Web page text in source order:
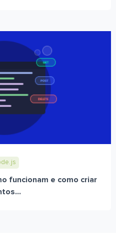
funcionam e como criar